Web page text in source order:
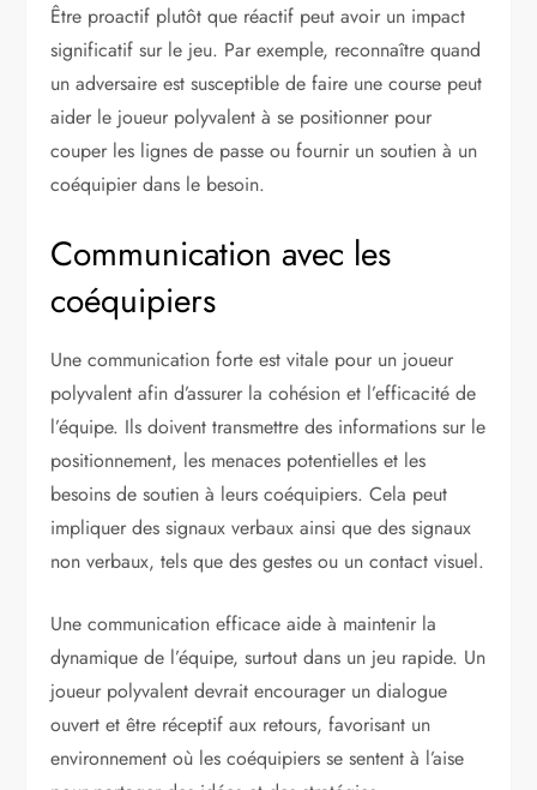
Être proactif plutôt que réactif peut avoir un impact
significatif sur le jeu. Par exemple, reconnaître quand
un adversaire est susceptible de faire une course peut
aider le joueur polyvalent à se positionner pour
couper les lignes de passe ou fournir un soutien à un
coéquipier dans le besoin.
Communication avec les
coéquipiers
Une communication forte est vitale pour un joueur
polyvalent afin d’assurer la cohésion et l’efficacité de
l’équipe. Ils doivent transmettre des informations sur le
positionnement, les menaces potentielles et les
besoins de soutien à leurs coéquipiers. Cela peut
impliquer des signaux verbaux ainsi que des signaux
non verbaux, tels que des gestes ou un contact visuel.
Une communication efficace aide à maintenir la
dynamique de l’équipe, surtout dans un jeu rapide. Un
joueur polyvalent devrait encourager un dialogue
ouvert et être réceptif aux retours, favorisant un
environnement où les coéquipiers se sentent à l’aise